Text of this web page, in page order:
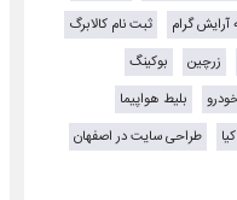
آرایش گرام
ثبت نام کالابرگ
زرچین
بوکینگ
بلیط هواپیما
طراحی سایت در اصفهان